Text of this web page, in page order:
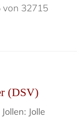
von 32715
(DSV)
Jolle